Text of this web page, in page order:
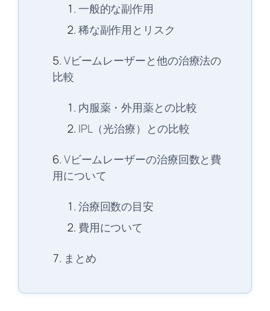
一般的な副作用
稀な副作用とリスク
Vビームレーザーと他の治療法の
比較
内服薬・外用薬との比較
IPL（光治療）との比較
Vビームレーザーの治療回数と費
用について
治療回数の目安
費用について
まとめ